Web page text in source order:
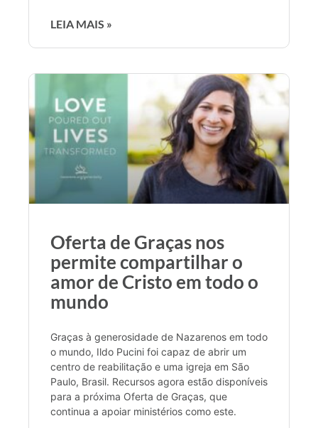
LEIA MAIS »
Oferta de Graças nos
permite compartilhar o
amor de Cristo em todo o
mundo
Graças à generosidade de Nazarenos em todo
o mundo, Ildo Pucini foi capaz de abrir um
centro de reabilitação e uma igreja em São
Paulo, Brasil. Recursos agora estão disponíveis
para a próxima Oferta de Graças, que
continua a apoiar ministérios como este.